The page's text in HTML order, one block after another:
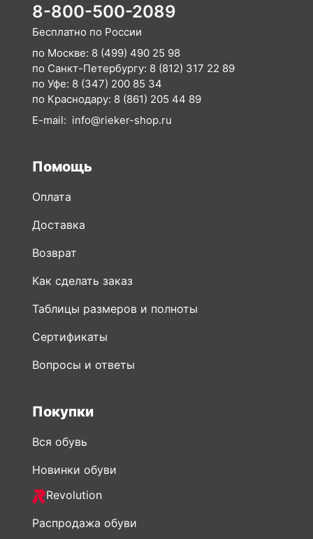
8-800-500-2089
Бесплатно по России
по Москве: 8 (499) 490 25 98
по Санкт-Петербургу: 8 (812) 317 22 89
по Уфе: 8 (347) 200 85 34
по Краснодару: 8 (861) 205 44 89
E-mail: info@rieker-shop.ru
Помощь
Оплата
Доставка
Возврат
Как сделать заказ
Таблицы размеров и полноты
Сертификаты
Вопросы и ответы
Покупки
Вся обувь
Новинки обуви
Revolution
Распродажа обуви